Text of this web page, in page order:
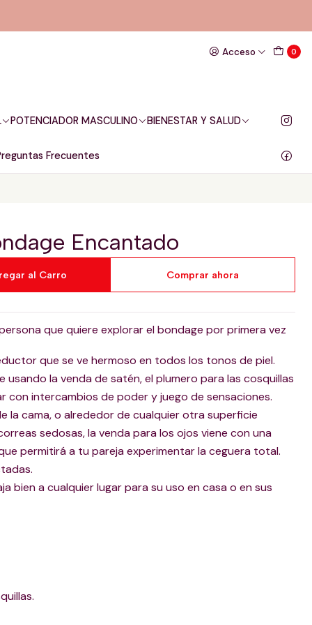
Acceso 0
POTENCIADOR MASCULINO BIENESTAR Y SALUD
Frecuentes
Encantado
al Carro Comprar ahora
que quiere explorar el bondage por primera vez
que se ve hermoso en todos los tonos de piel.
usando la venda de satén, el plumero para las cosquillas
con intercambios de poder y juego de sensaciones.
la cama, o alrededor de cualquier otra superficie
sedosas, la venda para los ojos viene con una
permitirá a tu pareja experimentar la ceguera total.
bien a cualquier lugar para su uso en casa o en sus